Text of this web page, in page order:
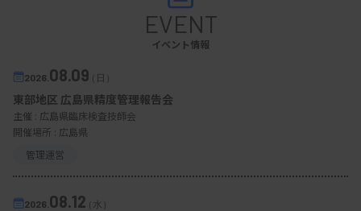
EVENT
イベント情報
2026. 08.09（日）
東部地区 広島県精度管理報告会
主催 : 広島県臨床検査技師会
開催場所 : 広島県
管理運営
2026. 08.12（水）